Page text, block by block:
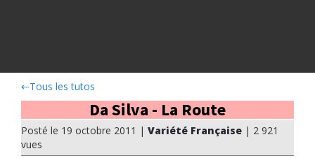
⇠Tous les tutos
Da Silva - La Route
Posté le 19 octobre 2011 | Variété Française | 2 921
vues